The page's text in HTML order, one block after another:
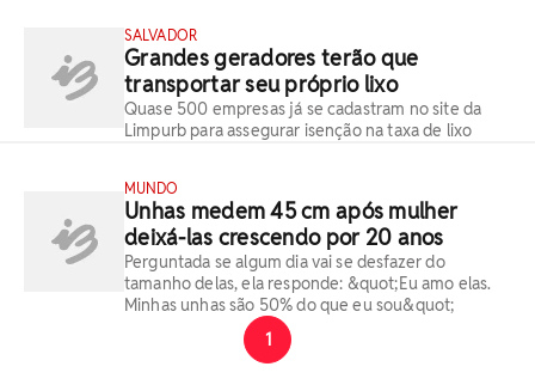
SALVADOR
Grandes geradores terão que
transportar seu próprio lixo
Quase 500 empresas já se cadastram no site da
Limpurb para assegurar isenção na taxa de lixo
MUNDO
Unhas medem 45 cm após mulher
deixá-las crescendo por 20 anos
Perguntada se algum dia vai se desfazer do
tamanho delas, ela responde: &quot;Eu amo elas.
Minhas unhas são 50% do que eu sou&quot;
1